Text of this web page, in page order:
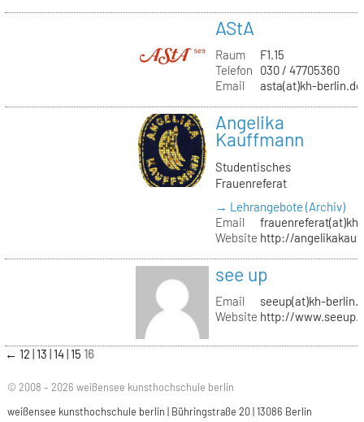
AStA
Raum
F1.15
Telefon
030 / 47705360
Email
asta(at)kh-berlin.de
Angelika
Kauffmann
Studentisches
Frauenreferat
→ Lehrangebote (Archiv)
Email
Website http://
see up
Email
seeup(at)kh-
Website http://
← 12 13 14 15 16
© 2008 – 2026 weißensee kunsthochschule berlin
weißensee kunsthochschule berlin | Bühringstraße 20 | 13086 Berlin